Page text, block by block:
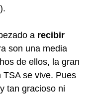
a recibir
son una media
de ellos, la gran
se vive. Pues
tan gracioso ni